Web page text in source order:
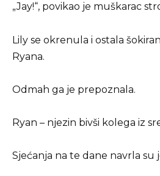
„Jay!“, povikao je muškarac
Lily se okrenula i ostala
Ryana.
Odmah ga je prepoznala.
Ryan – njezin bivši kolega iz
Sjećanja na te dane navrla su